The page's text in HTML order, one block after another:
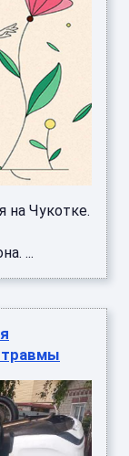
на Чукотке.
...
травмы